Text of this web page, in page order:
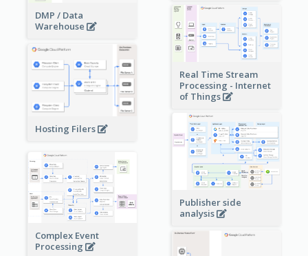
DMP / Data
Warehouse
Real Time Stream
Processing - Internet
of Things
Hosting Filers
Publisher side
analysis
Complex Event
Processing